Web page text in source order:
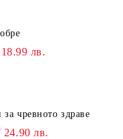
18.99 лв.
чревното здраве
24.90 лв.